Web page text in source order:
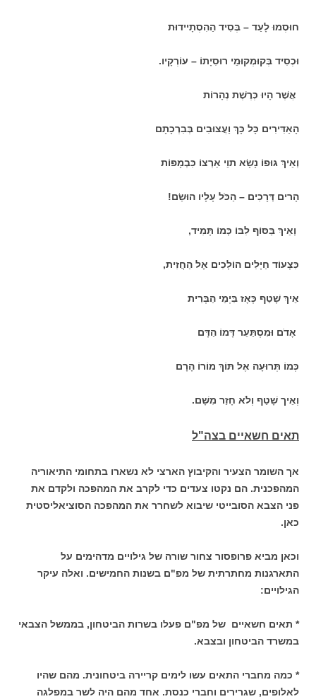
חוּסְמוּ לָעַד – בְּסִיד הַהִסְתָיידוּת
וּכְסִיד בְּקוּמְקוּמֵי רוּסִיָתוֹ – עוֹרְקָיו.
אֲשֶׁר הָיוּ כְּרֶשֶׁת נְהָרוֹת
הָאַדִּירִים כָּל כָּךְ וַעֲצוּבִים בְּבִרְכָתָם
וְאֵיךְ גּוּפוֹ נָשָׂא תוֵי אַרְצוֹ כִּבְמָפּוֹת
הָרים דְּרָכִים – הַכֹּל עָלָיו הוּשַׂם!
וְאֵיךְ בַּסּוֹף לִבּוֹ כְּמוֹ תָּמִיד,
כִּצְעוֹד חַיָּלִים הוֹלְכִים אֶל הַחֲזִית,
אֵיךְ שָׁטַף כְּאָז בִּיְמֵי הַבְּרִית
אָדֹם וּמִסְתַּעֵר דָּמוֹ הַדָּם
כְּמוֹ תְּרוּעָה אֶל תּוֹךְ מוֹרוֹ הָרָם
וְאֵיך שָׁטַף וְלֹא חָזַר מִשָּׁם.
תאים חשאיים בצה"ל
אך השומר הצעיר והקיבוץ הארצי לא נשארו בתחומי התיאוריה
המהפכנית. הם נקטו צעדים כדי לקרב את המהפכה ולקדם את
פני הצבא הסובייטי שיבוא לשחרר את המהפכה הסוציאליסטית
כאן.
וכאן מביא פרופסור צחור שורה של גילויים מדהימים על
התארגנות מחתרתית של מפ"ם בשנות החמישים. ואלה עיקר
הגילויים:
* תאים חשאיים של מפ"ם פעלו בשרות הביטחון, בממשל הצבאי
במשרד הביטחון ובצבא.
* כמה מחברי התאים עשו לימים קריירה ביטחונית. מהם שהיו
לאלופים, שגרירים וחברי כנסת. אחד מהם היה לשר במפלגה